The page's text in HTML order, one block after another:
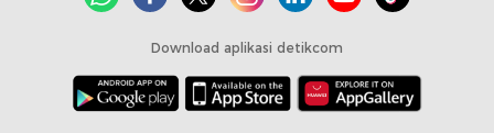
Download aplikasi detikcom